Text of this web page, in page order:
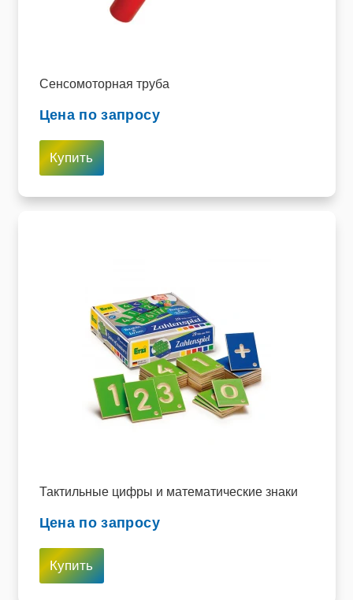
Сенсомоторная труба
Цена по запросу
Купить
Тактильные цифры и математические знаки
Цена по запросу
Купить